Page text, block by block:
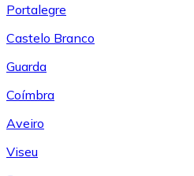
Portalegre
Castelo Branco
Guarda
Coímbra
Aveiro
Viseu